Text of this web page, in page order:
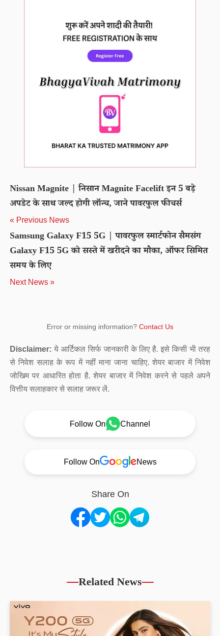
Nissan Magnite | निसान Magnite Facelift इन 5 बड़े
अपडेट के साथ जल्द होगी लॉन्च, जाने पावरफुल फीचर्स
« Previous News
Samsung Galaxy F15 5G | पावरफुल स्मार्टफोन सैमसंग
Galaxy F15 5G को सस्ते में खरीदने का मौका, ऑफर सिमित
समय के लिए
Next News »
Error or missing information? Contact Us
Disclaimer: ये आर्टिकल सिर्फ जानकारी के लिए है. इसे किसी भी तरह
से निवेश सलाह के रूप में नहीं माना जाना चाहिए. शेयर बाजार में निवेश
जोखिम पर आधारित होता है. शेयर बाजार में निवेश करने से पहले अपने
वित्तीय सलाहकार से सलाह जरूर लें.
Follow On Channel
Follow On News
Share On
Related News